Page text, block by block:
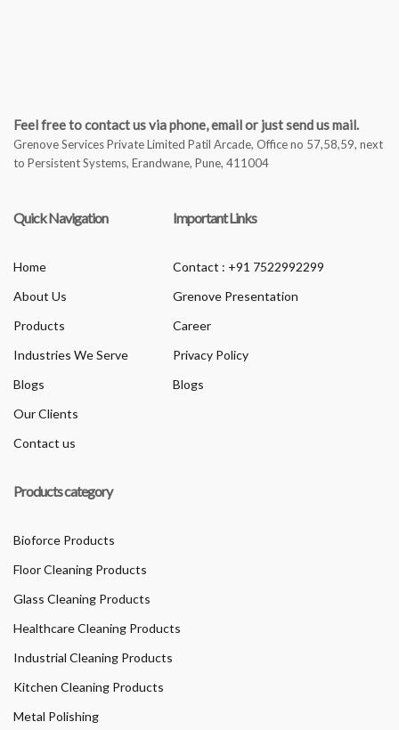
Feel free to contact us via phone, email or just send us mail.
Grenove Services Private Limited Patil Arcade, Office no 57,58,59, next
to Persistent Systems, Erandwane, Pune, 411004
Quick Navigation
Home
About Us
Products
Industries We Serve
Blogs
Our Clients
Contact us
Important Links
Contact : +91 7522992299
Grenove Presentation
Career
Privacy Policy
Blogs
Products category
Bioforce Products
Floor Cleaning Products
Glass Cleaning Products
Healthcare Cleaning Products
Industrial Cleaning Products
Kitchen Cleaning Products
Metal Polishing